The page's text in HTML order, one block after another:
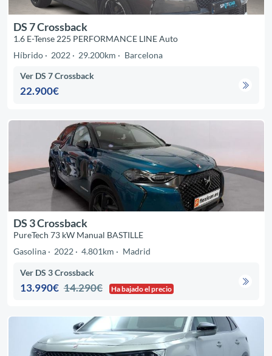
DS 7 Crossback
1.6 E-Tense 225 PERFORMANCE LINE Auto
Híbrido
2022 29.200km Barcelona
Ver DS 7 Crossback
22.900€
DS 3 Crossback
PureTech 73 kW Manual BASTILLE
Gasolina
2022 4.801km Madrid
Ver DS 3 Crossback
13.990€ 14.290€ Ha bajado el precio